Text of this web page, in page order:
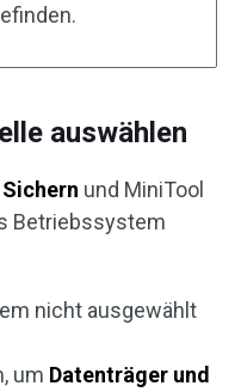
auswählen
Sichern und MiniTool
Betriebssystem
nicht ausgewählt
um Datenträger und